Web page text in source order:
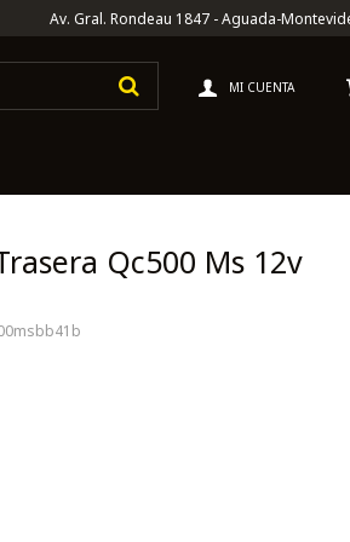
Av. Gral. Rondeau 1847 - Aguada-
Qc500 Ms 12v